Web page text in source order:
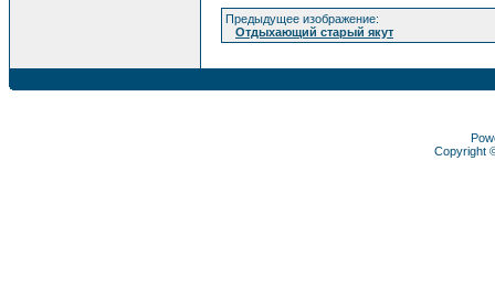
Предыдущее изображение:
Отдыхающий старый якут
Copyright